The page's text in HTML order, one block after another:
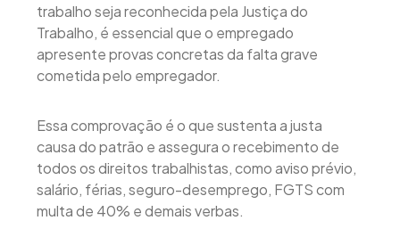
trabalho seja reconhecida pela Justiça do
Trabalho, é essencial que o empregado
apresente provas concretas da falta grave
cometida pelo empregador.
Essa comprovação é o que sustenta a justa
causa do patrão e assegura o recebimento de
todos os direitos trabalhistas, como aviso prévio,
salário, férias, seguro-desemprego, FGTS com
multa de 40% e demais verbas.